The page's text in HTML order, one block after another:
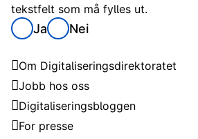
tekstfelt som må fylles ut.
Ja Nei
Om Digitaliseringsdirektoratet
Jobb hos oss
Digitaliseringsbloggen
For presse